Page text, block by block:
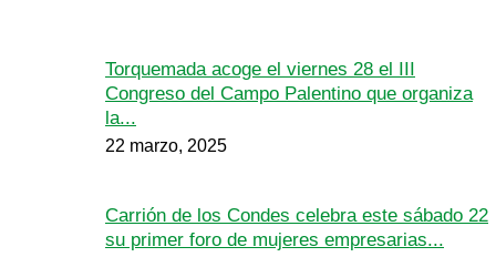
Torquemada acoge el viernes 28 el III
Congreso del Campo Palentino que organiza
la...
22 marzo, 2025
Carrión de los Condes celebra este sábado 22
su primer foro de mujeres empresarias...